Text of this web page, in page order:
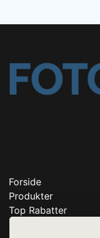
Forside
Produkter
Top Rabatter